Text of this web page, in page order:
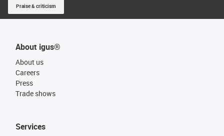
Praise & criticism
About igus®
About us
Careers
Press
Trade shows
Services